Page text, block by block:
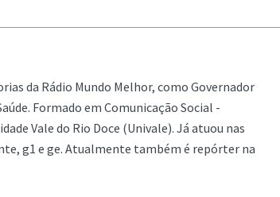
da Rádio Mundo Melhor, como Governador
Formado em Comunicação Social -
Vale do Rio Doce (Univale). Já atuou nas
g1 e ge. Atualmente também é repórter na